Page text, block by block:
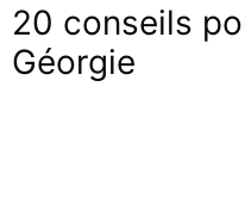
20 conseils
Géorgie